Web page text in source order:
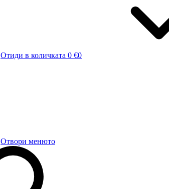
Отиди в количката 0 €0
Отвори менюто